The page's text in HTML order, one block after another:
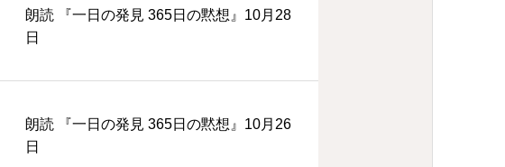
朗読 『一日の発見 365日の黙想』10月28
日
朗読 『一日の発見 365日の黙想』10月26
日